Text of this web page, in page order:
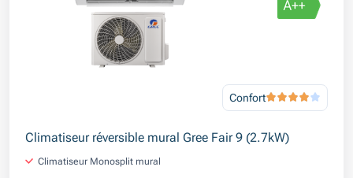
Confort
Climatiseur réversible mural Gree Fair 9 (2.7kW)
Climatiseur Monosplit mural